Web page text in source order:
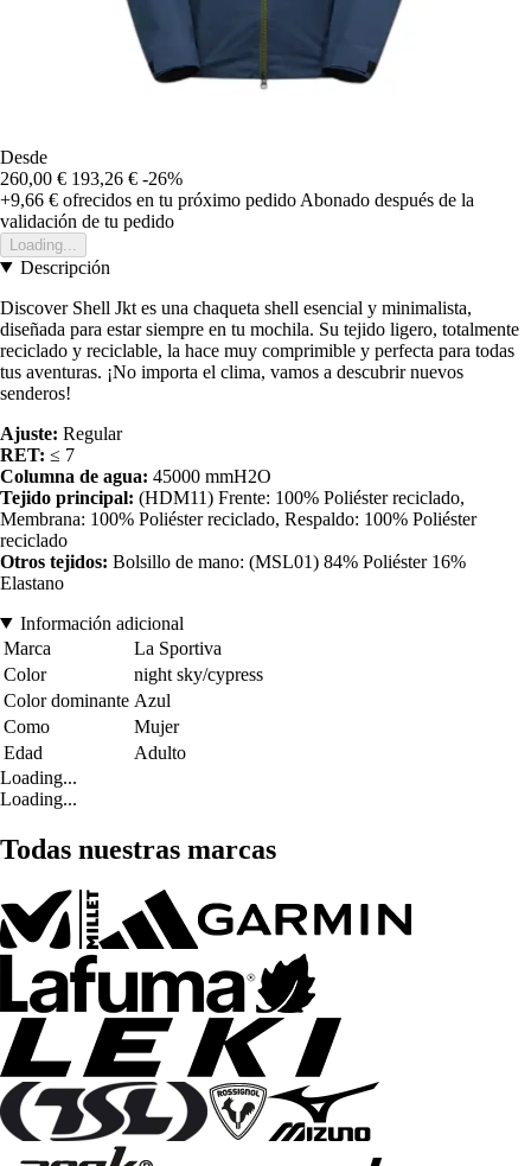
Desde
260,00 € 193,26 € -26%
+9,66 € ofrecidos en tu próximo pedido Abonado después de la
validación de tu pedido
Loading...
Descripción
Discover Shell Jkt es una chaqueta shell esencial y minimalista,
diseñada para estar siempre en tu mochila. Su tejido ligero, totalmente
reciclado y reciclable, la hace muy comprimible y perfecta para todas
tus aventuras. ¡No importa el clima, vamos a descubrir nuevos
senderos!
Ajuste: Regular
RET: ≤ 7
Columna de agua: 45000 mmH2O
Tejido principal: (HDM11) Frente: 100% Poliéster reciclado,
Membrana: 100% Poliéster reciclado, Respaldo: 100% Poliéster
reciclado
Otros tejidos: Bolsillo de mano: (MSL01) 84% Poliéster 16%
Elastano
Información adicional
Marca
La Sportiva
Color
night sky/cypress
Color dominante Azul
Como
Mujer
Edad
Adulto
Loading...
Loading...
Todas nuestras marcas